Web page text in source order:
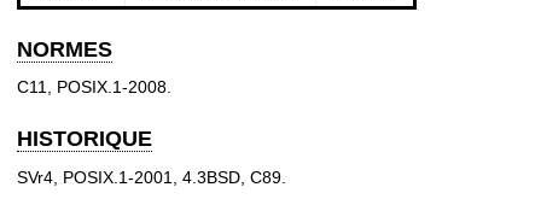
NORMES
C11, POSIX.1-2008.
HISTORIQUE
SVr4, POSIX.1-2001, 4.3BSD, C89.